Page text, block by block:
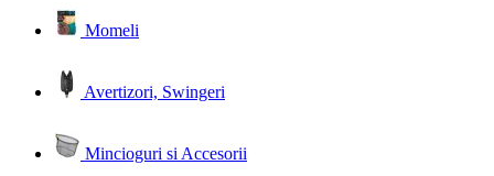
Momeli
Avertizori, Swingeri
Mincioguri si Accesorii